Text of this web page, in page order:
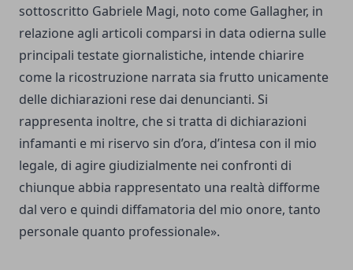
sottoscritto Gabriele Magi, noto come Gallagher, in
relazione agli articoli comparsi in data odierna sulle
principali testate giornalistiche, intende chiarire
come la ricostruzione narrata sia frutto unicamente
delle dichiarazioni rese dai denuncianti. Si
rappresenta inoltre, che si tratta di dichiarazioni
infamanti e mi riservo sin d’ora, d’intesa con il mio
legale, di agire giudizialmente nei confronti di
chiunque abbia rappresentato una realtà difforme
dal vero e quindi diffamatoria del mio onore, tanto
personale quanto professionale».